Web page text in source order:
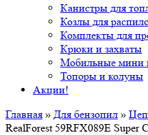
Канистры для
Козлы для
Комплекты для
Крюки и захваты
Мобильные мини
Топоры и колуны
Акции!
Главная » Для бензопил »
RealForest 59RFX089E Super